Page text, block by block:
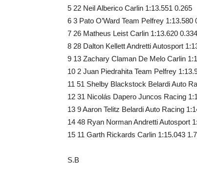
5 22 Neil Alberico Carlin 1:13.551 0.265
6 3 Pato O’Ward Team Pelfrey 1:13.580
7 26 Matheus Leist Carlin 1:13.620 0.334
8 28 Dalton Kellett Andretti Autosport
9 13 Zachary Claman De Melo Carlin
10 2 Juan Piedrahita Team Pelfrey
11 51 Shelby Blackstock Belardi Auto
12 31 Nicolás Dapero Juncos Racing
13 9 Aaron Telitz Belardi Auto Racing
14 48 Ryan Norman Andretti Autosport
15 11 Garth Rickards Carlin 1:15.043
S.B